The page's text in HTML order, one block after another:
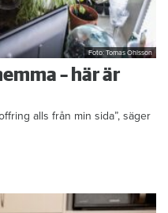
Foto: Tomas Ohlsson
– här är
alls från min sida”, säger